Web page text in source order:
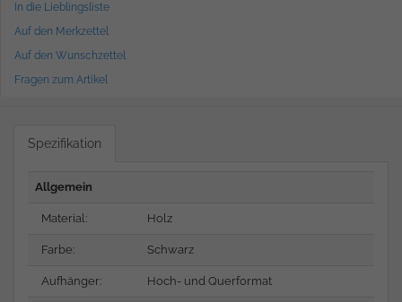
In die Lieblingsliste
Auf den Merkzettel
Auf den Wunschzettel
Fragen zum Artikel
Spezifikation
Allgemein
Material: Holz
Farbe: Schwarz
Aufhänger: Hoch- und Querformat